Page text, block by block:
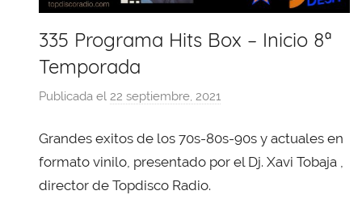
335 Programa Hits Box – Inicio 8ª
Temporada
Publicada el 22 septiembre, 2021
r
X
Grandes exitos de los 70s-80s-90s y actuales en
formato vinilo, presentado por el Dj. Xavi Tobaja ,
director de Topdisco Radio.